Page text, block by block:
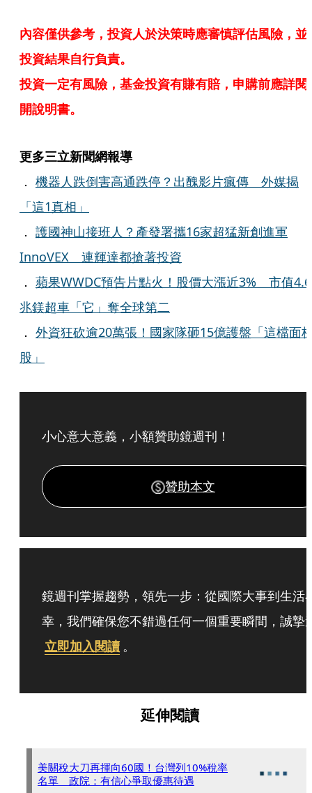
內容僅供參考，投資人於決策時應審慎評估風險，並
投資結果自行負責。
投資一定有風險，基金投資有賺有賠，申購前應詳閱
開說明書。
更多三立新聞網報導
． 機器人跌倒害高通跌停？出醜影片瘋傳 外媒揭
「這1真相」
． 護國神山接班人？產發署攜16家超猛新創進軍
InnoVEX 連輝達都搶著投資
． 蘋果WWDC預告片點火！股價大漲近3% 市值4.6
兆鎂超車「它」奪全球第二
． 外資狂砍逾20萬張！國家隊砸15億護盤「這檔面
股」
小心意大意義，小額贊助鏡週刊！
贊助本文
鏡週刊掌握趨勢，領先一步：從國際大事到生活
幸，我們確保您不錯過任何一個重要瞬間，誠摯
立即加入閱讀 。
延伸閱讀
美關稅大刀再揮向60國！台灣列10%稅率
名單 政院：有信心爭取優惠待遇